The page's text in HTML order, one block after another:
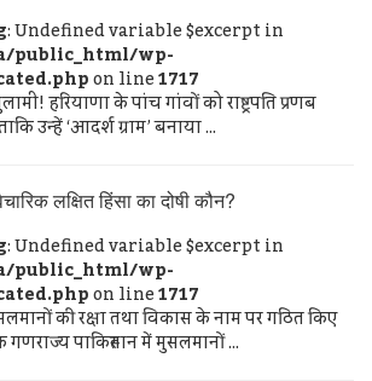
: Undefined variable $excerpt in
public_html/wp-
on line1717
हरियाणा के पांच गांवों को राष्ट्रपति प्रणब
उन्हें ‘आदर्श ग्राम’ बनाया ...
लक्षित हिंसा का दोषी कौन?
: Undefined variable $excerpt in
public_html/wp-
on line1717
की रक्षा तथा विकास के नाम पर गठित किए
पाकिस्तान में मुसलमानों ...